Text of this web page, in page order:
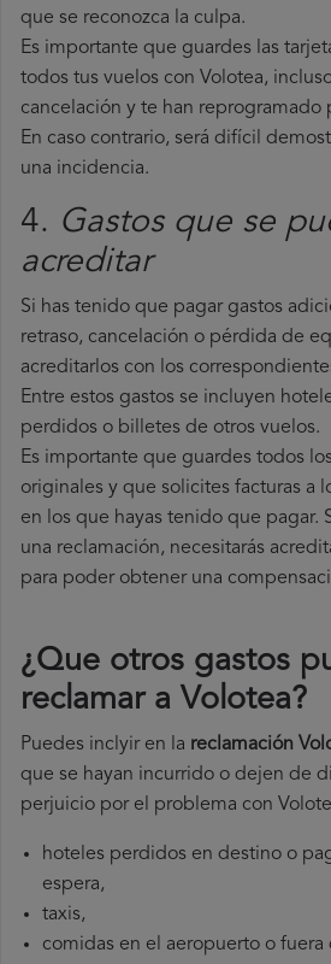
que se reconozca la culpa.
Es importante que guardes las
todos tus vuelos con Volotea,
cancelación y te han reprogramado
En caso contrario, será difícil
una incidencia.
4. Gastos que se
acreditar
Si has tenido que pagar gastos
retraso, cancelación o pérdida de
acreditarlos con los
Entre estos gastos se incluyen
perdidos o billetes de otros vuelos.
Es importante que guardes todos
originales y que solicites facturas a
en los que hayas tenido que pagar.
una reclamación, necesitarás
para poder obtener una
¿Que otros gastos
reclamar a Volotea​?
Puedes inclyir en la reclamación
que se hayan incurrido o dejen de
perjuicio por el problema con
hoteles perdidos en destino o
espera,
taxis,
comidas en el aeropuerto o fuera